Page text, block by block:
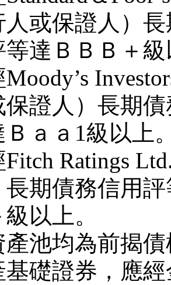
人或保證人）
等達ＢＢＢ＋
Moody’s
保證人）長期
Ｂａａ1級以上
Fitch Ratings
長期債務信用
以上。
產池均為前揭
基礎證券，應